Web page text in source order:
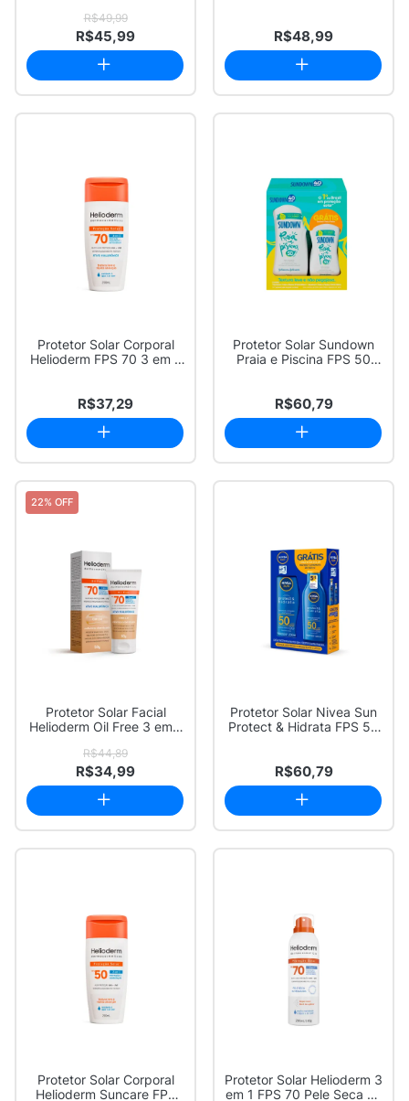
R$49,99
R$45,99 R$48,99
Protetor Solar Corporal
Helioderm FPS 70 3 em 1
R$37,29
Protetor Solar Sundown
Praia e Piscina FPS 50
R$60,79
22% OFF
Protetor Solar Facial
Helioderm Oil Free 3 em 1
R$44,89
R$34,99
Protetor Solar Nivea Sun
Protect & Hidrata FPS 50
R$60,79
Protetor Solar Corporal
Helioderm Suncare FPS
Protetor Solar Helioderm 3
em 1 FPS 70 Pele Seca ou